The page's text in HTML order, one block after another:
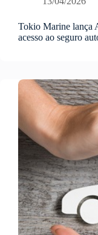
Tokio Marine lança
acesso ao seguro